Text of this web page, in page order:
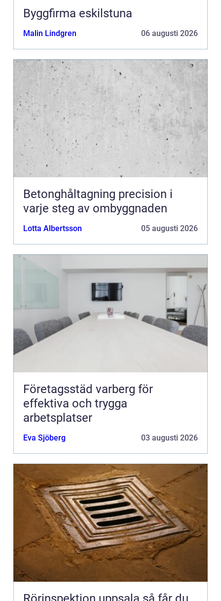
Byggfirma eskilstuna
Malin Lindgren 06 augusti 2026
Betonghåltagning precision i
varje steg av ombyggnaden
Lotta Albertsson 05 augusti 2026
Företagsstäd varberg för
effektiva och trygga
arbetsplatser
Eva Sjöberg 03 augusti 2026